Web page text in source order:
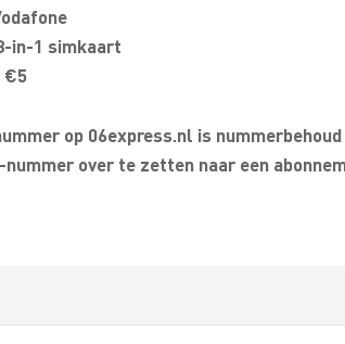
in-1 simkaart
€5
op 06express.nl is
over te zetten naar een